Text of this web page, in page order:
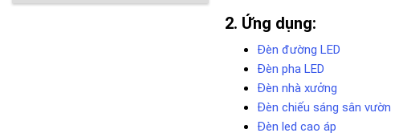
Ứng dụng:
Đèn đường LED
Đèn pha LED
Đèn nhà xưởng
Đèn chiếu sáng sân vườn
Đèn led cao áp